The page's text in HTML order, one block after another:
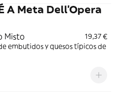
A Meta Dell'Opera
Misto
19,37 €
embutidos y quesos típicos de